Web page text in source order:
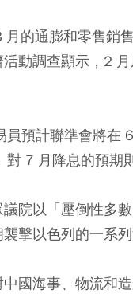
的通膨和零售銷
動調查顯示，2
預計聯準會將在
7 月降息的預期
院以「壓倒性多
擊以色列的一系列
國海事、物流和